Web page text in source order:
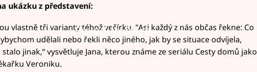
ukázku z představení:
Failed to fetch
vlastně tři varianty téhož večírku. "Asi každý z nás občas řekne: Co
udělali nebo řekli něco jiného, jak by se situace odvíjela,
jinak,“ vysvětluje Jana, kterou známe ze seriálu Cesty domů jako
Veroniku.